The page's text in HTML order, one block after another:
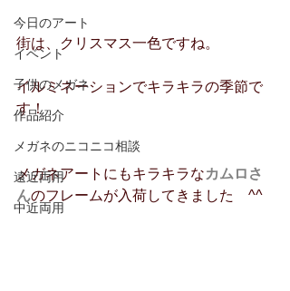
今日のアート
イベント
子供のメガネ
作品紹介
メガネのニコニコ相談
遠近両用
中近両用
街は、クリスマス一色ですね。
イルミネーションでキラキラの季節で
す！
メガネアートにもキラキラなカムロさ
んのフレームが入荷してきました　^^